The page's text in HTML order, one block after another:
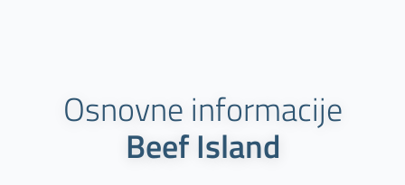
Osnovne informacije
Beef Island